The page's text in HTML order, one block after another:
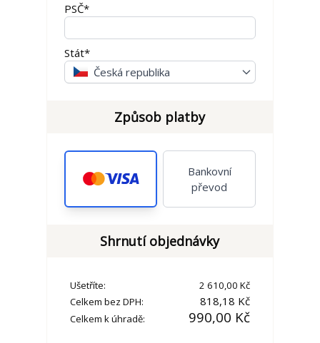
PSČ*
Stát*
Česká republika
Způsob platby
Bankovní
převod
Shrnutí objednávky
Ušetříte:
2 610,00 Kč
Celkem bez DPH:
818,18 Kč
Celkem k úhradě: 990,00 Kč